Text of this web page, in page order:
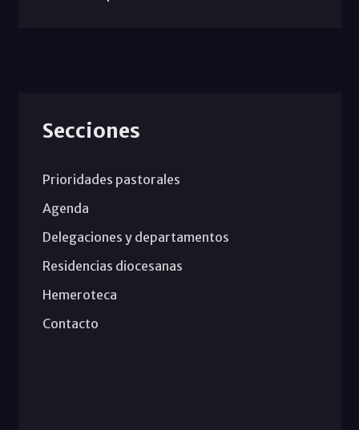
Secciones
Prioridades pastorales
Agenda
Delegaciones y departamentos
Residencias diocesanas
Hemeroteca
Contacto